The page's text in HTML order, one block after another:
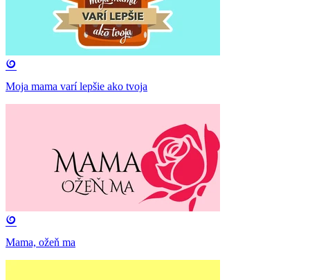
Moja mama varí lepšie ako tvoja
Mama, ožeň ma